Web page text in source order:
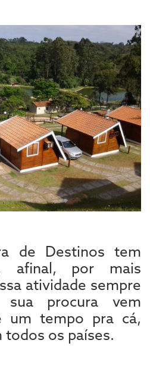
de Destinos tem
afinal, por mais
atividade sempre
sua procura vem
um tempo pra cá,
todos os países.